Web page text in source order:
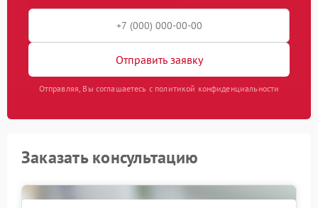
Отправить заявку
Отправляя, Вы соглашаетесь с политикой конфиденциальности
Заказать консультацию